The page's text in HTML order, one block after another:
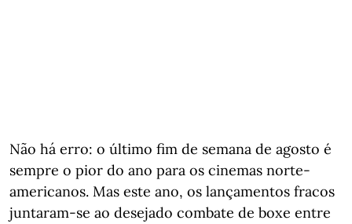
Não há erro: o último fim de semana de agosto é
sempre o pior do ano para os cinemas norte-
americanos. Mas este ano, os lançamentos fracos
juntaram-se ao desejado combate de boxe entre